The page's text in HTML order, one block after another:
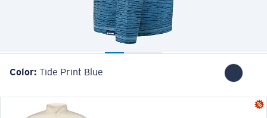
Color: Tide Print Blue